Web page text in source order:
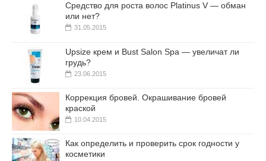
Средство для роста волос Platinus V — обман
или нет?
31.05.2015
Upsize крем и Bust Salon Spa — увеличат ли
грудь?
23.06.2015
Коррекция бровей. Окрашивание бровей
краской
10.04.2015
Как определить и проверить срок годности у
косметики